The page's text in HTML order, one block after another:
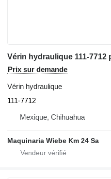
Prix sur demande
Vérin hydraulique
111-7712
Mexique, Chihuahua
Maquinaria Wiebe Km 24 Sa